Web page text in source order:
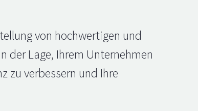
von hochwertigen und
der Lage, Ihrem Unternehmen
zu verbessern und Ihre